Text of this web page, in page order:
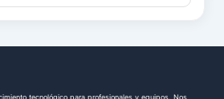
tecnológico para profesionales y equipos. Nos